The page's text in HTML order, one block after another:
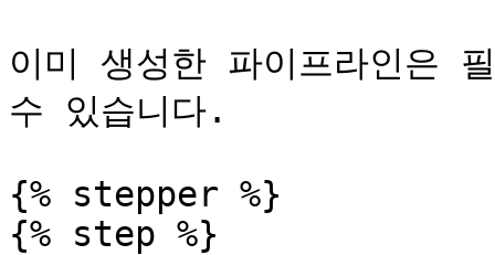
이미 생성한 파이프라인은
수 있습니다.
{% stepper %}
{% step %}